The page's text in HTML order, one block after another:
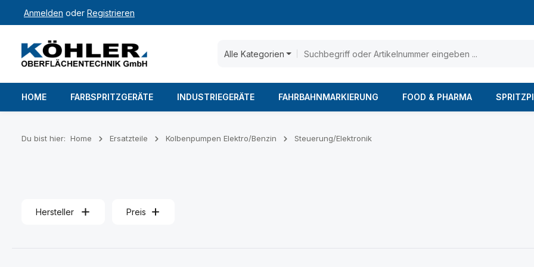
Hauptinhalt springen
Zur Suche springen
Zur Hauptnavigation springen
Anmelden oder Registrieren
Alle Kategorien
HOME FARBSPRITZGERÄTE INDUSTRIEGERÄTE FAHRBAHNMARKIERUNG FOOD & PHARMA
Du bist hier: Home Ersatzteile Kolbenpumpen Elektro/Benzin Steuerung/Elektronik
Hersteller Preis